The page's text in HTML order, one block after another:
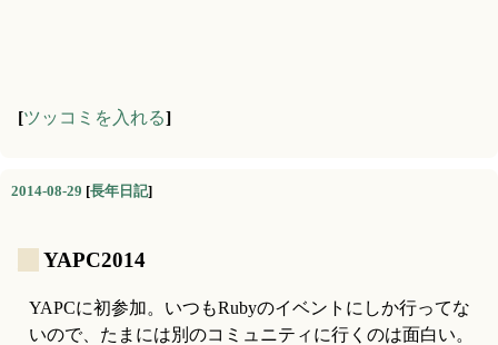
[ツッコミを入れる]
2014-08-29 [長年日記]
YAPC2014
YAPCに初参加。いつもRubyのイベントにしか行ってな
いので、たまには別のコミュニティに行くのは面白い。